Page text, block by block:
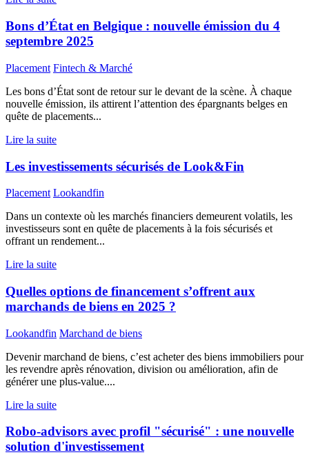
Bons d’État en Belgique : nouvelle émission du 4
septembre 2025
Placement Fintech & Marché
Les bons d’État sont de retour sur le devant de la scène. À chaque
nouvelle émission, ils attirent l’attention des épargnants belges en
quête de placements...
Lire la suite
Les investissements sécurisés de Look&Fin
Placement Lookandfin
Dans un contexte où les marchés financiers demeurent volatils, les
investisseurs sont en quête de placements à la fois sécurisés et
offrant un rendement...
Lire la suite
Quelles options de financement s’offrent aux
marchands de biens en 2025 ?
Lookandfin Marchand de biens
Devenir marchand de biens, c’est acheter des biens immobiliers pour
les revendre après rénovation, division ou amélioration, afin de
générer une plus-value....
Lire la suite
Robo-advisors avec profil "sécurisé" : une nouvelle
solution d'investissement